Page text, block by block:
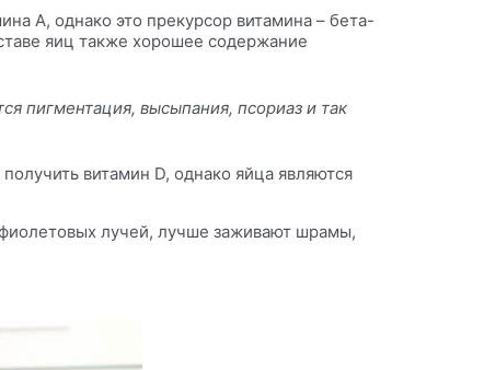
А, однако это прекурсор витамина – бета-
яиц также хорошее содержание
пигментация, высыпания, псориаз и так
витамин D, однако яйца являются
лучей, лучше заживают шрамы,